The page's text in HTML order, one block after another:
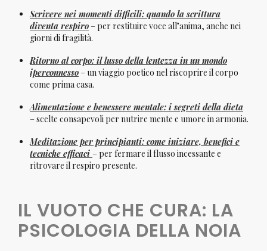
Scrivere nei momenti difficili: quando la scrittura
diventa respiro– per restituire voce all’anima, anche nei
giorni di fragilità.
Ritorno al corpo: il lusso della lentezza in un mondo
iperconnesso– un viaggio poetico nel riscoprire il corpo
come prima casa.
Alimentazione e benessere mentale: i segreti della dieta
– scelte consapevoli per nutrire mente e umore in armonia.
Meditazione per principianti: come iniziare, benefici e
tecniche efficaci – per fermare il flusso incessante e
ritrovare il respiro presente.
IL VUOTO CHE CURA: LA
PSICOLOGIA DELLA NOIA